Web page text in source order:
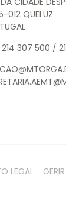
012 QUELUZ
214 307 500 /
LEGAL